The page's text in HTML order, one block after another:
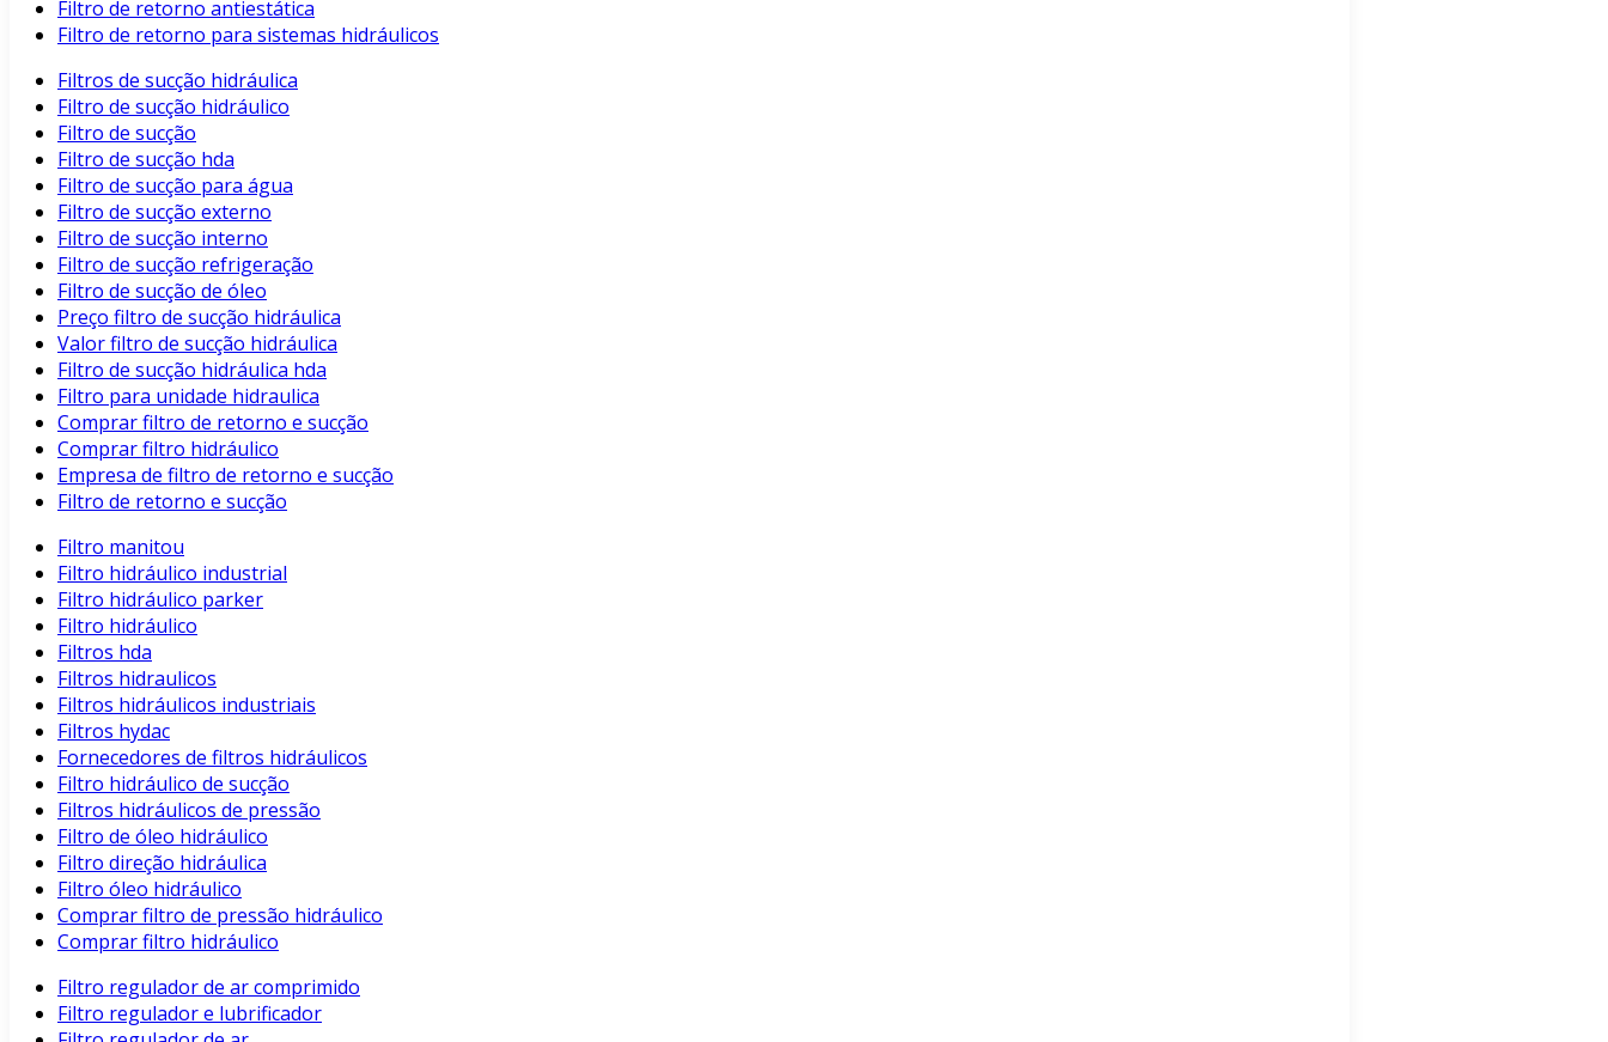
Filtro de retorno antiestática
Filtro de retorno para sistemas hidráulicos
Filtros de sucção hidráulica
Filtro de sucção hidráulico
Filtro de sucção
Filtro de sucção hda
Filtro de sucção para água
Filtro de sucção externo
Filtro de sucção interno
Filtro de sucção refrigeração
Filtro de sucção de óleo
Preço filtro de sucção hidráulica
Valor filtro de sucção hidráulica
Filtro de sucção hidráulica hda
Filtro para unidade hidraulica
Comprar filtro de retorno e sucção
Comprar filtro hidráulico
Empresa de filtro de retorno e sucção
Filtro de retorno e sucção
Filtro manitou
Filtro hidráulico industrial
Filtro hidráulico parker
Filtro hidráulico
Filtros hda
Filtros hidraulicos
Filtros hidráulicos industriais
Filtros hydac
Fornecedores de filtros hidráulicos
Filtro hidráulico de sucção
Filtros hidráulicos de pressão
Filtro de óleo hidráulico
Filtro direção hidráulica
Filtro óleo hidráulico
Comprar filtro de pressão hidráulico
Comprar filtro hidráulico
Filtro regulador de ar comprimido
Filtro regulador e lubrificador